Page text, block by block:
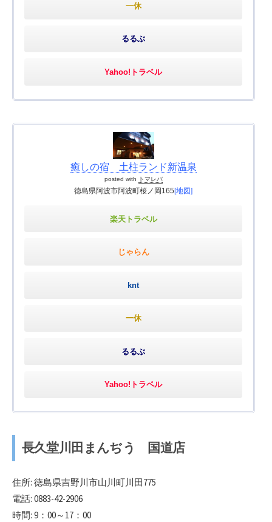
一休
るるぶ
Yahoo!トラベル
癒しの宿 土柱ランド新温泉
posted with トマレバ
徳島県阿波市阿波町桜ノ岡165 [地図]
楽天トラベル
じゃらん
knt
一休
るるぶ
Yahoo!トラベル
長久堂川田まんぢう 国道店
住所: 徳島県吉野川市山川町川田775
電話: 0883-42-2906
時間: 9：00～17：00